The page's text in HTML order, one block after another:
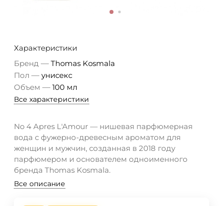
Характеристики
Бренд — Thomas Kosmala
Пол — унисекс
Объем — 100 мл
Все характеристики
No 4 Apres L'Amour — нишевая парфюмерная
вода с фужерно-древесным ароматом для
женщин и мужчин, созданная в 2018 году
парфюмером и основателем одноименного
бренда Thomas Kosmala.
Все описание